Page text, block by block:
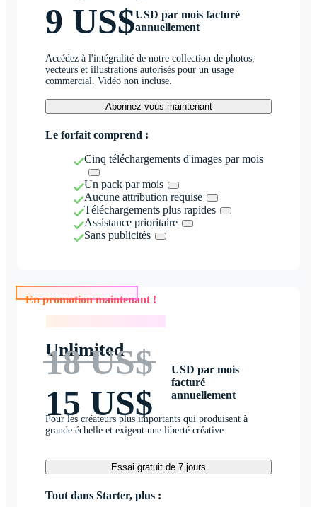
9 US$USD par mois facturé
annuellement
Accédez à l'intégralité de notre collection de photos,
vecteurs et illustrations autorisés pour un usage
commercial. Vidéo non incluse.
Abonnez-vous maintenant
Le forfait comprend :
Cinq téléchargements d'images par mois
Un pack par mois
Aucune attribution requise
Téléchargements plus rapides
Assistance prioritaire
Sans publicités
En promotion maintenant !
Unlimited
18 US$
15 US$
USD par mois
facturé
annuellement
Pour les créateurs plus importants qui produisent à
grande échelle et exigent une liberté créative
Essai gratuit de 7 jours
Tout dans Starter, plus :